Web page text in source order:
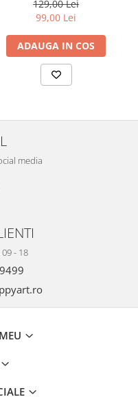
avansat, MG2432
129,00 Lei
99,00 Lei
ADAUGA IN COS
media
- 18